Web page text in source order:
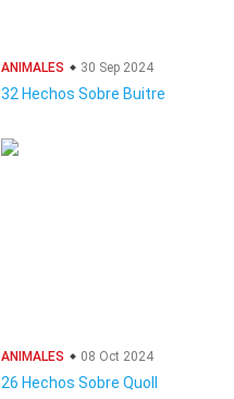
ANIMALES 30 Sep 2024
32 Hechos Sobre Buitre
ANIMALES 08 Oct 2024
26 Hechos Sobre Quoll